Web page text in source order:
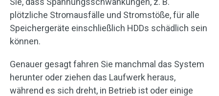
plötzliche Stromausfälle und Stromstöße, für alle
Speichergeräte einschließlich HDDs schädlich sein
können.
Genauer gesagt fahren Sie manchmal das System
herunter oder ziehen das Laufwerk heraus,
während es sich dreht, in Betrieb ist oder einige